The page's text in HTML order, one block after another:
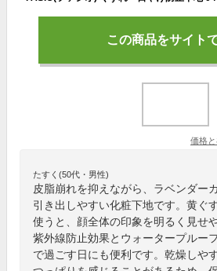
この商品をサイト
価格
たすく(50代・男性)
皮脂崩れを抑えながら、ラベンダー
引き出しやすい化粧下地です。黄ぐ
使うと、顔全体の印象を明るく見せ
紫外線防止効果とウォータープルー
で過ごす日にも便利です。乾燥しや